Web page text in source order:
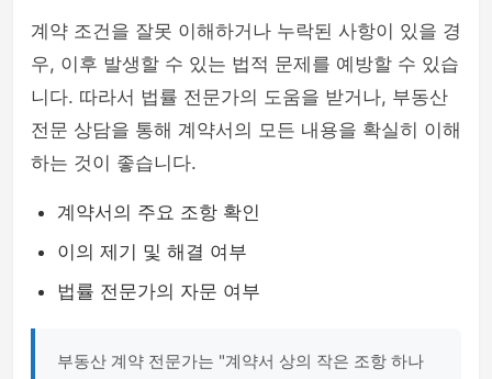
계약 조건을 잘못 이해하거나 누락된 사항이 있을 경
우, 이후 발생할 수 있는 법적 문제를 예방할 수 있습
니다. 따라서 법률 전문가의 도움을 받거나, 부동산
전문 상담을 통해 계약서의 모든 내용을 확실히 이해
하는 것이 좋습니다.
계약서의 주요 조항 확인
이의 제기 및 해결 여부
법률 전문가의 자문 여부
부동산 계약 전문가는 "계약서 상의 작은 조항 하나